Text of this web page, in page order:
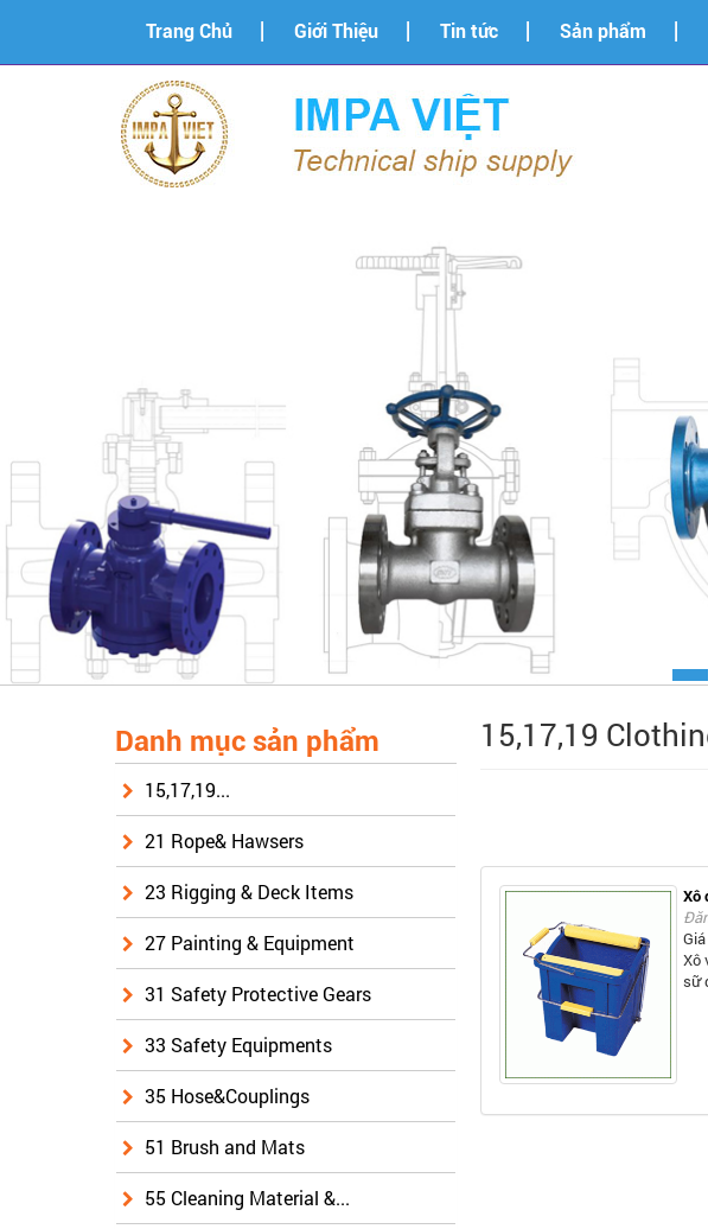
Trang Chủ Giới Thiệu Tin tức Sản phẩm
Danh mục sản phẩm
15,17,19...
21 Rope& Hawsers
23 Rigging & Deck Items
27 Painting & Equipment
31 Safety Protective Gears
33 Safety Equipments
35 Hose&Couplings
51 Brush and Mats
55 Cleaning Material &...
15,17,19
Xô
Xô
sữ